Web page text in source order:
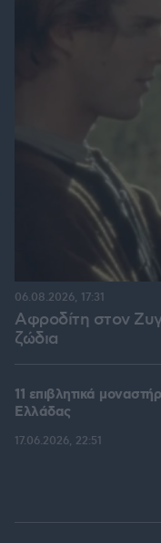
Αφροδίτη στον
ζώδια
06.08.2026, 17:31
11 επιβλητικά
Ελλάδας
17.06.2026, 22:51